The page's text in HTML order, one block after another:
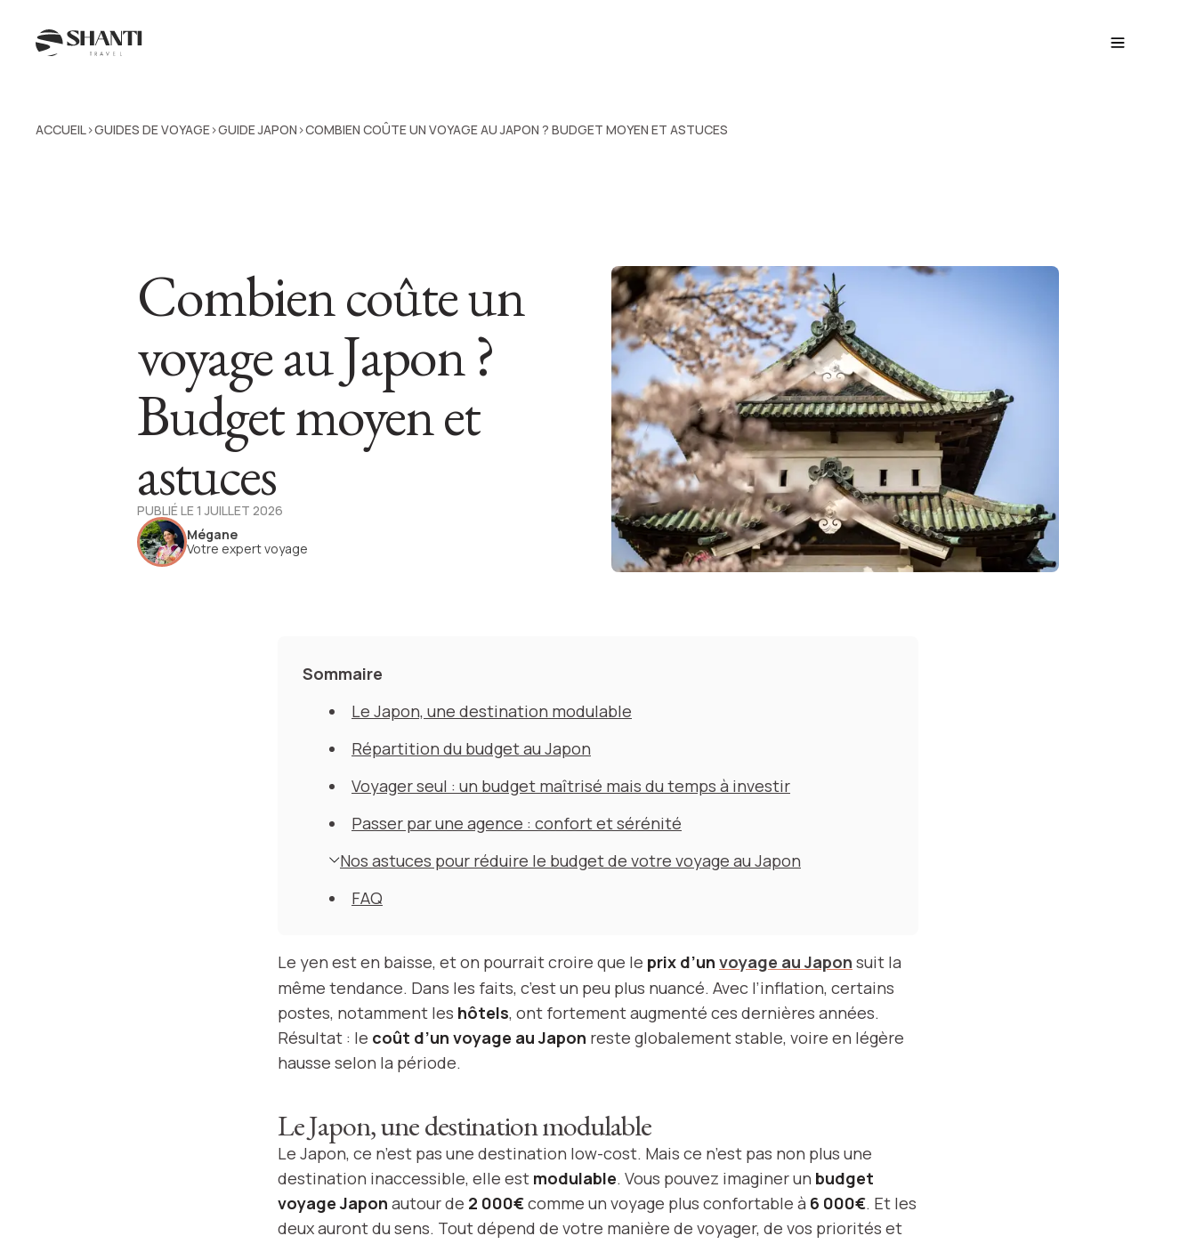
ACCUEIL>GUIDES DE VOYAGE>GUIDE JAPON >COMBIEN COÛTE UN VOYAGE AU JAPON ? BUDGET MOYEN ET ASTUCES
Combien coûte un
voyage au Japon ?
Budget moyen et
astuces
PUBLIÉ LE 1 JUILLET 2026
Mégane
Votre expert voyage
Sommaire
Le Japon, une destination modulable
Répartition du budget au Japon
Voyager seul : un budget maîtrisé mais du temps à investir
Passer par une agence : confort et sérénité
Nos astuces pour réduire le budget de votre voyage au Japon
FAQ
Le yen est en baisse, et on pourrait croire que le prix d’un voyage au Japon suit la
même tendance. Dans les faits, c’est un peu plus nuancé. Avec l’inflation, certains
postes, notamment les hôtels, ont fortement augmenté ces dernières années.
Résultat : le coût d’un voyage au Japon reste globalement stable, voire en légère
hausse selon la période.
Le Japon, une destination modulable
Le Japon, ce n’est pas une destination low-cost. Mais ce n’est pas non plus une
destination inaccessible, elle est modulable. Vous pouvez imaginer un budget
voyage Japon autour de 2 000€comme un voyage plus confortable à 6 000€. Et les
deux auront du sens. Tout dépend de votre manière de voyager, de vos priorités et